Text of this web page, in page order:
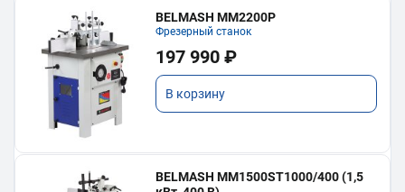
BELMASH MM2200P
Фрезерный станок
197 990 ₽
В корзину
BELMASH MM1500ST1000/400 (1,5